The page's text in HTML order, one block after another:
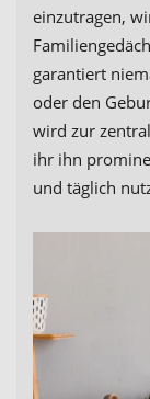
einzutragen,
garantiert
oder den
wird zur
ihr ihn
und täglich